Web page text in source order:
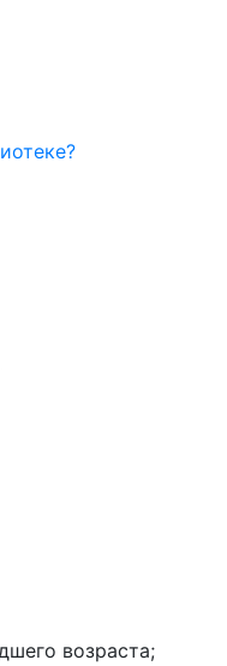
возраста;